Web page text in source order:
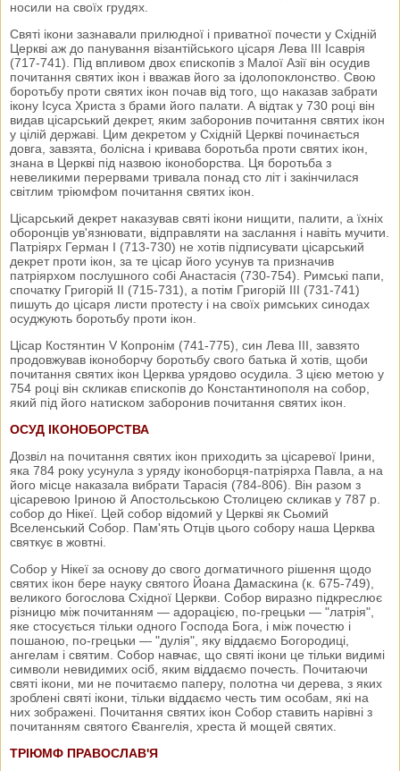
носили на своїх грудях.
Святі ікони зазнавали прилюдної і приватної почести у Східній
Церкві аж до панування візантійського цісаря Лева III Ісаврія
(717-741). Під впливом двох єпископів з Малої Азії він осудив
почитання святих ікон і вважав його за ідолопоклонство. Свою
боротьбу проти святих ікон почав від того, що наказав забрати
ікону Ісуса Христа з брами його палати. А відтак у 730 році він
видав цісарський декрет, яким заборонив почитання святих ікон
у цілій державі. Цим декретом у Східній Церкві починається
довга, завзята, болісна і кривава боротьба проти святих ікон,
знана в Церкві під назвою іконоборства. Ця боротьба з
невеликими перервами тривала понад сто літ і закінчилася
світлим тріюмфом почитання святих ікон.
Цісарський декрет наказував святі ікони нищити, палити, а їхніх
оборонців ув'язнювати, відправляти на заслання і навіть мучити.
Патріярх Герман І (713-730) не хотів підписувати цісарський
декрет проти ікон, за те цісар його усунув та призначив
патріярхом послушного собі Анастасія (730-754). Римські папи,
спочатку Григорій II (715-731), а потім Григорій III (731-741)
пишуть до цісаря листи протесту і на своїх римських синодах
осуджують боротьбу проти ікон.
Цісар Костянтин V Копронім (741-775), син Лева III, завзято
продовжував іконоборчу боротьбу свого батька й хотів, щоби
почитання святих ікон Церква урядово осудила. З цією метою у
754 році він скликав єпископів до Константинополя на собор,
який під його натиском заборонив почитання святих ікон.
ОСУД ІКОНОБОРСТВА
Дозвіл на почитання святих ікон приходить за цісаревої Ірини,
яка 784 року усунула з уряду іконоборця-патріярха Павла, а на
його місце наказала вибрати Тарасія (784-806). Він разом з
цісаревою Іриною й Апостольською Столицею скликав у 787 р.
собор до Нікеї. Цей собор відомий у Церкві як Сьомий
Вселенський Собор. Пам'ять Отців цього собору наша Церква
святкує в жовтні.
Собор у Нікеї за основу до свого догматичного рішення щодо
святих ікон бере науку святого Йоана Дамаскина (к. 675-749),
великого богослова Східної Церкви. Собор виразно підкреслює
різницю між почитанням — адорацією, по-грецьки — "латрія",
яке стосується тільки одного Господа Бога, і між почестю і
пошаною, по-грецьки — "дулія", яку віддаємо Богородиці,
ангелам і святим. Собор навчає, що святі ікони це тільки видимі
символи невидимих осіб, яким віддаємо почесть. Почитаючи
святі ікони, ми не почитаємо паперу, полотна чи дерева, з яких
зроблені святі ікони, тільки віддаємо честь тим особам, які на
них зображені. Почитання святих ікон Собор ставить нарівні з
почитанням святого Євангелія, хреста й мощей святих.
ТРІЮМФ ПРАВОСЛАВ'Я